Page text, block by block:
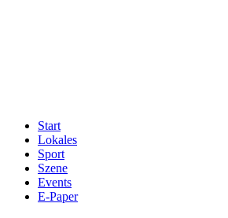
Start
Lokales
Sport
Szene
Events
E-Paper